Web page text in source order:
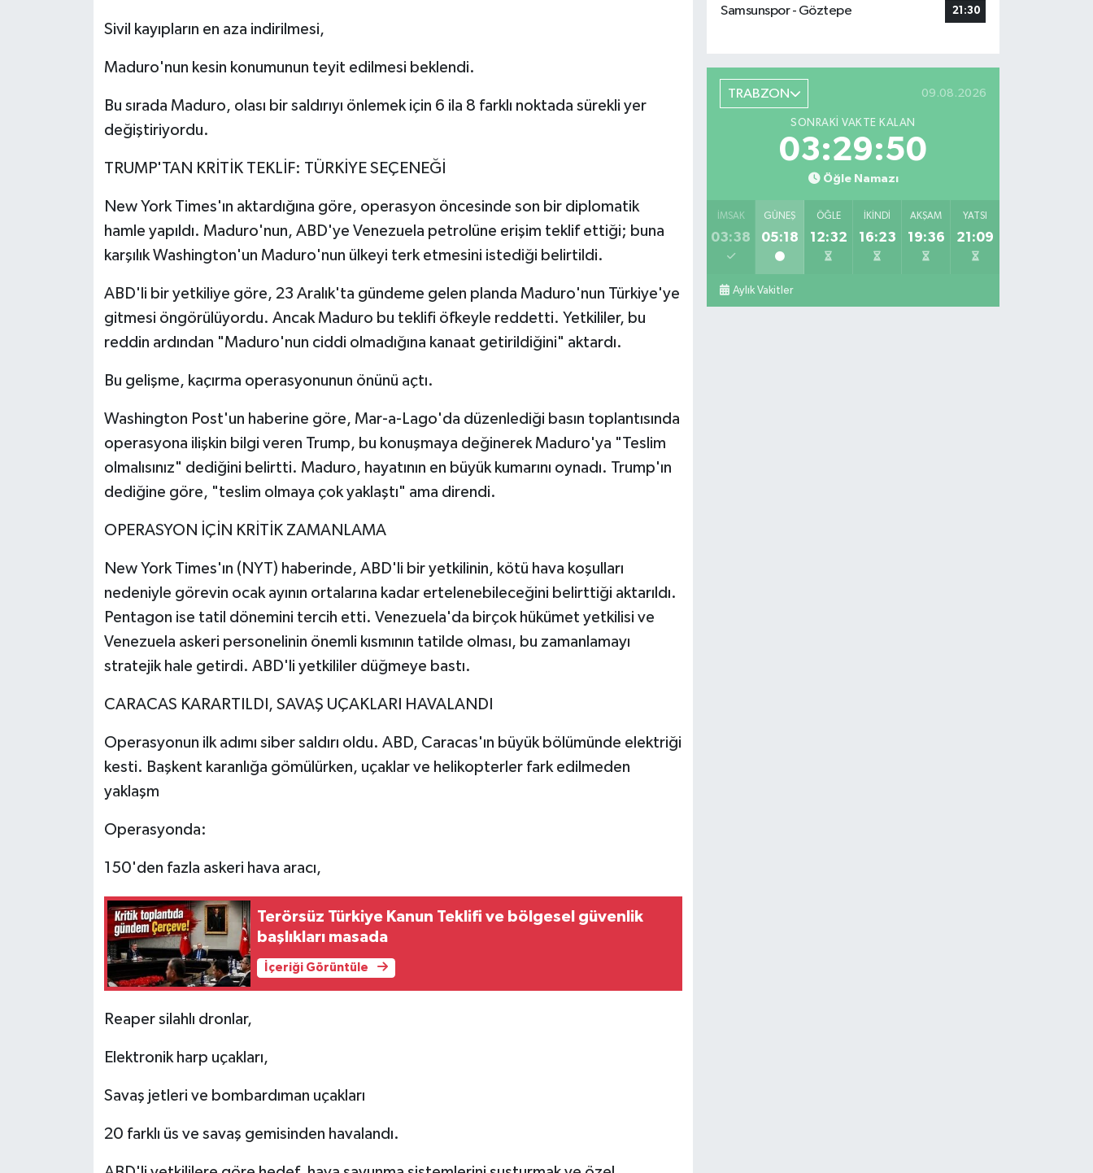
Sivil kayıpların en aza indirilmesi,
Maduro'nun kesin konumunun teyit edilmesi beklendi.
Bu sırada Maduro, olası bir saldırıyı önlemek için 6 ila 8 farklı noktada sürekli yer
değiştiriyordu.
TRUMP'TAN KRİTİK TEKLİF: TÜRKİYE SEÇENEĞİ
New York Times'ın aktardığına göre, operasyon öncesinde son bir diplomatik
hamle yapıldı. Maduro'nun, ABD'ye Venezuela petrolüne erişim teklif ettiği; buna
karşılık Washington'un Maduro'nun ülkeyi terk etmesini istediği belirtildi.
ABD'li bir yetkiliye göre, 23 Aralık'ta gündeme gelen planda Maduro'nun Türkiye'ye
gitmesi öngörülüyordu. Ancak Maduro bu teklifi öfkeyle reddetti. Yetkililer, bu
reddin ardından "Maduro'nun ciddi olmadığına kanaat getirildiğini" aktardı.
Bu gelişme, kaçırma operasyonunun önünü açtı.
Washington Post'un haberine göre, Mar-a-Lago'da düzenlediği basın toplantısında
operasyona ilişkin bilgi veren Trump, bu konuşmaya değinerek Maduro'ya "Teslim
olmalısınız" dediğini belirtti. Maduro, hayatının en büyük kumarını oynadı. Trump'ın
dediğine göre, "teslim olmaya çok yaklaştı" ama direndi.
OPERASYON İÇİN KRİTİK ZAMANLAMA
New York Times'ın (NYT) haberinde, ABD'li bir yetkilinin, kötü hava koşulları
nedeniyle görevin ocak ayının ortalarına kadar ertelenebileceğini belirttiği aktarıldı.
Pentagon ise tatil dönemini tercih etti. Venezuela'da birçok hükümet yetkilisi ve
Venezuela askeri personelinin önemli kısmının tatilde olması, bu zamanlamayı
stratejik hale getirdi. ABD'li yetkililer düğmeye bastı.
CARACAS KARARTILDI, SAVAŞ UÇAKLARI HAVALANDI
Operasyonun ilk adımı siber saldırı oldu. ABD, Caracas'ın büyük bölümünde elektriği
kesti. Başkent karanlığa gömülürken, uçaklar ve helikopterler fark edilmeden
yaklaşm
Operasyonda:
150'den fazla askeri hava aracı,
Terörsüz Türkiye Kanun Teklifi ve bölgesel güvenlik
başlıkları masada
İçeriği Görüntüle
Reaper silahlı dronlar,
Elektronik harp uçakları,
Savaş jetleri ve bombardıman uçakları
20 farklı üs ve savaş gemisinden havalandı.
Samsunspor - Göztepe
21:30
TRABZON 09.08.2026
SONRAKI VAKTE KALAN
03:29:49
Öğle Namazı
İMSAK
03:38
GÜNEŞ
05:18
ÖĞLE
12:32
İKINDI
16:23
AKŞAM
19:36
YATSI
21:09
Aylık Vakitler